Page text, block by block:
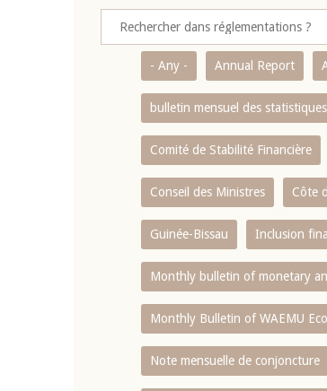
- Any - Annual Report
bulletin mensuel des statistiques
Comité de Stabilité Financière
Conseil des Ministres Côte
Guinée-Bissau Inclusion
Monthly bulletin of monetary
Monthly Bulletin of WAEMU
Note mensuelle de conjoncture